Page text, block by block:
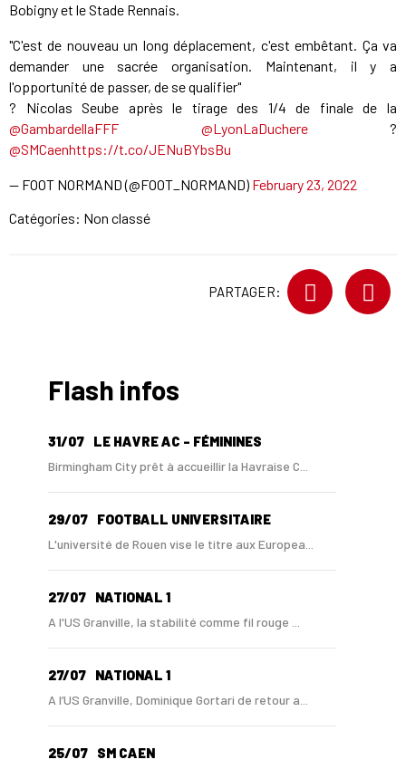
Bobigny et le Stade Rennais.
"C'est de nouveau un long déplacement, c'est embêtant. Ça va
demander une sacrée organisation. Maintenant, il y a
l'opportunité de passer, de se qualifier"
?️ Nicolas Seube après le tirage des 1/4 de finale de la
@GambardellaFFF
@LyonLaDuchere?
@SMCaenhttps://t.co/JENuBYbsBu
— FOOT NORMAND (@FOOT_NORMAND) February 23, 2022
Catégories: Non classé
PARTAGER:
Flash infos
31/07 LE HAVRE AC - FÉMININES
Birmingham City prêt à accueillir la Havraise C...
29/07 FOOTBALL UNIVERSITAIRE
L'université de Rouen vise le titre aux Europea...
27/07 NATIONAL 1
A l'US Granville, la stabilité comme fil rouge ...
27/07 NATIONAL 1
A l’US Granville, Dominique Gortari de retour a...
25/07 SM CAEN